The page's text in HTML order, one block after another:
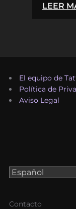
LEER
El equipo de
Política de
Aviso Legal
Elegir
Contacto